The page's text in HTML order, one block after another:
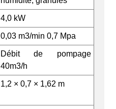
4,0 kW
0,03 m3/min 0,7 Mpa
Débit de pompage
40m3/h
1,2 × 0,7 × 1,62 m